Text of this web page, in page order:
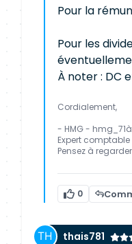
Pour la
Pour les
À noter : DC
Cordialement,
- HMG -
Expert
Pensez à
0
thais781